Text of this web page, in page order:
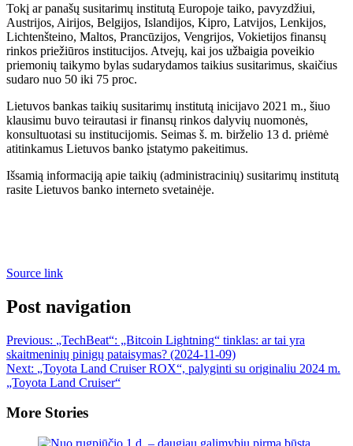
Tokį ar panašų susitarimų institutą Europoje taiko, pavyzdžiui,
Austrijos, Airijos, Belgijos, Islandijos, Kipro, Latvijos, Lenkijos,
Lichtenšteino, Maltos, Prancūzijos, Vengrijos, Vokietijos finansų
rinkos priežiūros institucijos. Atvejų, kai jos užbaigia poveikio
priemonių taikymo bylas sudarydamos taikius susitarimus, skaičius
sudaro nuo 50 iki 75 proc.
Lietuvos bankas taikių susitarimų institutą inicijavo 2021 m., šiuo
klausimu buvo teirautasi ir finansų rinkos dalyvių nuomonės,
konsultuotasi su institucijomis. Seimas š. m. birželio 13 d. priėmė
atitinkamus Lietuvos banko įstatymo pakeitimus.
Išsamią informaciją apie taikių (administracinių) susitarimų institutą
rasite Lietuvos banko interneto svetainėje.
Source link
Post navigation
Previous: „TechBeat“: „Bitcoin Lightning“ tinklas: ar tai yra
skaitmeninių pinigų pataisymas? (2024-11-09)
Next: „Toyota Land Cruiser ROX“, palyginti su originaliu 2024 m.
„Toyota Land Cruiser“
More Stories